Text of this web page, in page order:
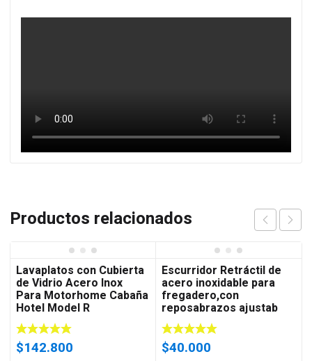
Productos relacionados
Lavaplatos con Cubierta
de Vidrio Acero Inox
Para Motorhome Cabaña
Hotel Model R
$142.800
Escurridor Retráctil de
acero inoxidable para
fregadero,con
reposabrazos ajustab
$40.000